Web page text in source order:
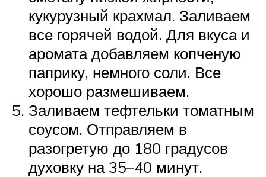
кукурузный крахмал. Заливаем
все горячей водой. Для вкуса и
аромата добавляем копченую
паприку, немного соли. Все
хорошо размешиваем.
Заливаем тефтельки томатным
соусом. Отправляем в
разогретую до 180 градусов
духовку на 35–40 минут.